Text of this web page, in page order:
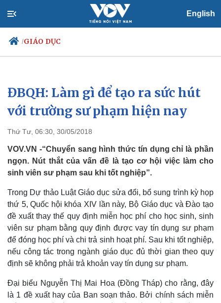
English
/GIÁO DỤC
Chính trị
Đảng
Tổ chức nhân sự
Nhận diện sự thật
Xã hội
Tin 24h
Dự báo thời tiết
Việc làm
Biển đảo
ĐBQH: Làm gì để tạo ra sức hút
với trường sư phạm hiện nay
Thứ Tư, 06:30, 30/05/2018
VOV.VN -“Chuyển sang hình thức tín dụng chỉ là phần
ngọn. Nút thắt của vấn đề là tạo cơ hội việc làm cho
sinh viên sư phạm sau khi tốt nghiệp”.
Trong Dự thảo Luật Giáo dục sửa đổi, bổ sung trình kỳ họp
thứ 5, Quốc hội khóa XIV lần này, Bộ Giáo dục và Đào tạo
đề xuất thay thế quy định miễn học phí cho học sinh, sinh
viên sư phạm bằng quy định được vay tín dụng sư phạm
để đóng học phí và chi trả sinh hoạt phí. Sau khi tốt nghiệp,
nếu công tác trong ngành giáo dục đủ thời gian theo quy
định sẽ không phải trả khoản vay tín dụng sư phạm.
Đại biểu Nguyễn Thị Mai Hoa (Đồng Tháp) cho rằng, đây
là 1 đề xuất hay của Ban soạn thảo. Bởi chính sách miễn